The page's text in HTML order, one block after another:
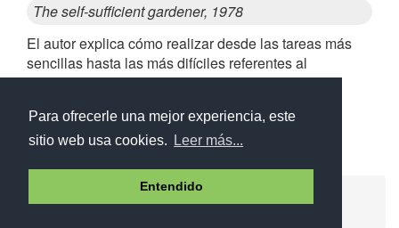
Para ofrecerle una mejor experiencia, este
sitio web usa cookies.
Leer más...
Entendido
The self-sufficient gardener, 1978
El autor explica cómo realizar desde las tareas más
sencillas hasta las más difíciles referentes al
autoabastecimiento, sus objetivos y dificultades
Aviso legal